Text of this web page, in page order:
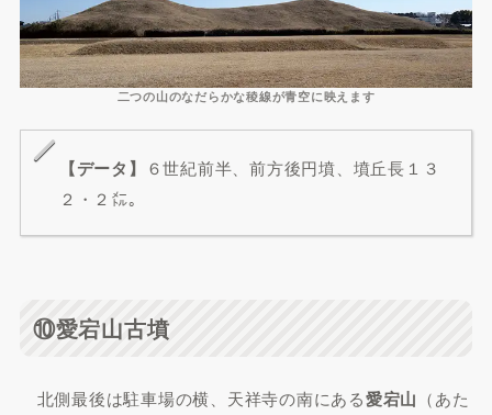
二つの山のなだらかな稜線が青空に映えます
【データ】 ６世紀前半、前方後円墳、墳丘長１３
２・２㍍。
⑩愛宕山古墳
北側最後は駐車場の横、天祥寺の南にある愛宕山 （あた